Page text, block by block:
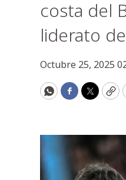
costa del
liderato
Octubre 25, 2025
WhatsApp
Facebook